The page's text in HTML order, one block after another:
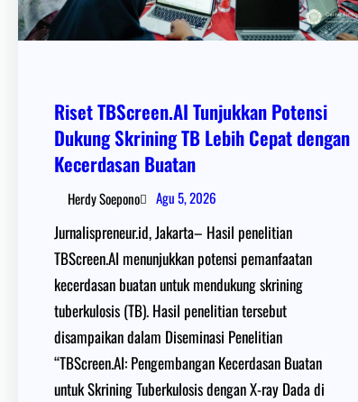
Riset TBScreen.AI Tunjukkan Potensi
Dukung Skrining TB Lebih Cepat dengan
Kecerdasan Buatan
Herdy Soepono Agu 5, 2026
Jurnalispreneur.id, Jakarta– Hasil penelitian
TBScreen.AI menunjukkan potensi pemanfaatan
kecerdasan buatan untuk mendukung skrining
tuberkulosis (TB). Hasil penelitian tersebut
disampaikan dalam Diseminasi Penelitian
“TBScreen.AI: Pengembangan Kecerdasan Buatan
untuk Skrining Tuberkulosis dengan X-ray Dada di